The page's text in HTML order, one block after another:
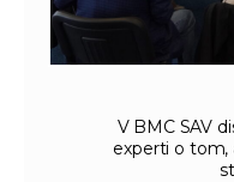
V BMC SAV
experti o tom,